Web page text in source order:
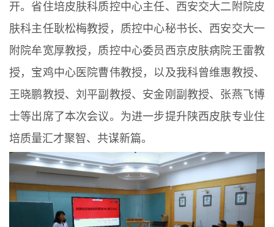
开。省住培皮肤科质控中心主任、西安交大二附院皮
肤科主任耿松梅教授，质控中心秘书长、西安交大一
附院牟宽厚教授，质控中心委员西京皮肤病院王雷教
授，宝鸡中心医院曹伟教授，以及我科曾维惠教授、
王晓鹏教授、刘平副教授、安金刚副教授、张燕飞博
士等出席了本次会议。为进一步提升陕西皮肤专业住
培质量汇才聚智、共谋新篇。